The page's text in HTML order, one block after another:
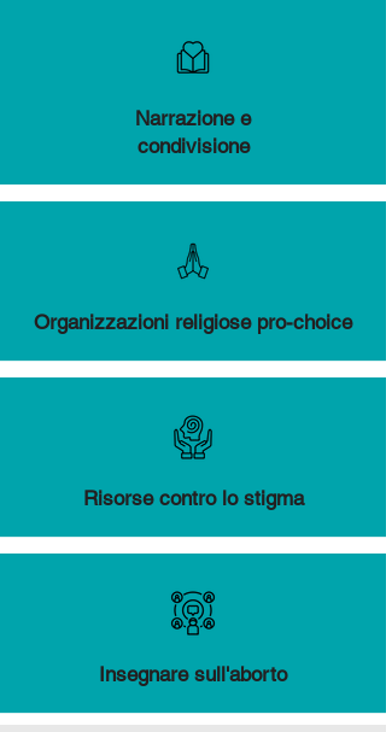
Narrazione e
condivisione
Organizzazioni religiose pro-choice
Risorse contro lo stigma
Insegnare sull'aborto